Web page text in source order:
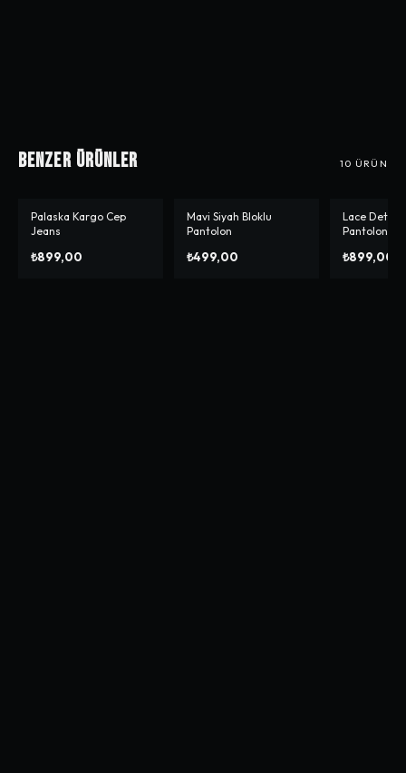
Benzer Ürünler 10 ÜRÜN
Palaska Kargo Cep
Jeans
₺899,00
Mavi Siyah Bloklu
Pantolon
₺499,00
-%10
Lace
Pantolon
₺899,00